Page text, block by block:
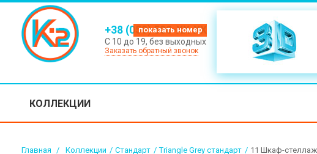
+38 (050) 500-XX-XX
С 10 до 19, без выходных
Заказать обратный звонок
КОЛЛЕКЦИИ
Главная Коллекции / Стандарт /Triangle Grey стандарт / 11 Шкаф-стеллаж